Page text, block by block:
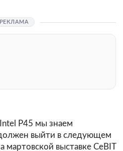
РЕКЛАМА
P45 мы знаем
выйти в следующем
мартовской выставке CeBIT